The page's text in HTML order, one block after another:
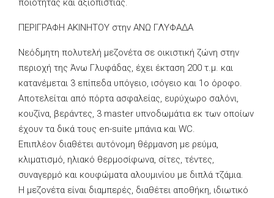
ποιότητας και αξιοπιστίας.
ΠΕΡΙΓΡΑΦΗ ΑΚΙΝΗΤΟΥ στην ΑΝΩ ΓΛΥΦΑΔΑ
Νεόδμητη πολυτελή μεζονέτα σε οικιστική ζώνη στην
περιοχή της Άνω Γλυφάδας, έχει έκταση 200 τ.μ. και
κατανέμεται 3 επίπεδα υπόγειο, ισόγειο και 1ο όροφο.
Αποτελείται από πόρτα ασφαλείας, ευρύχωρο σαλόνι,
κουζίνα, βεράντες, 3 master υπνοδωμάτια εκ των οποίων
έχουν τα δικά τους en-suite μπάνια και WC.
Επιπλέον διαθέτει αυτόνομη θέρμανση με ρεύμα,
κλιματισμό, ηλιακό θερμοσίφωνα, σίτες, τέντες,
συναγερμό και κουφώματα αλουμινίου με διπλά τζάμια.
Η μεζονέτα είναι διαμπερές, διαθέτει αποθήκη, ιδιωτικό